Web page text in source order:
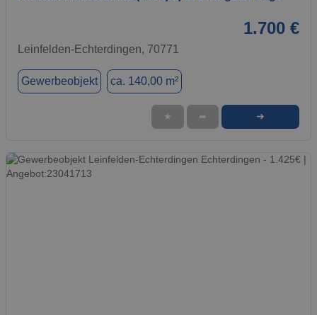
1.700 €
Leinfelden-Echterdingen, 70771
Gewerbeobjekt ca. 140,00 m²
★ ➦ ➜